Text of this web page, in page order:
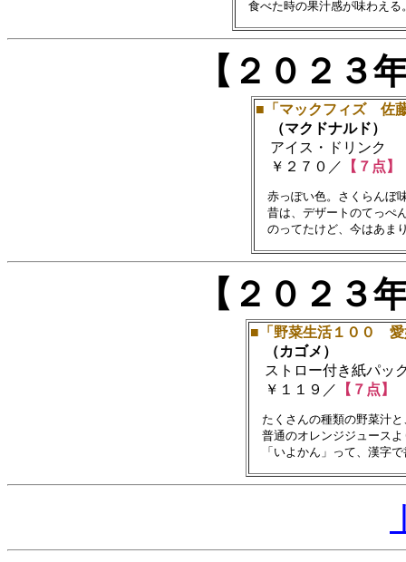
【２０２
■「マックフィズ 佐
（マクドナルド）
アイス・ドリンク
￥２７０／
【７点】
赤っぽい色。さくらんぼ
昔は、デザートのてっぺ
【２０２
■「野菜生活１００ 愛
（カゴメ）
ストロー付き紙パッ
￥１１９／ 【７点】
たくさんの種類の野菜汁
普通のオレンジジュースよ